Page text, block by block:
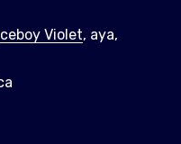
Violet, aya,